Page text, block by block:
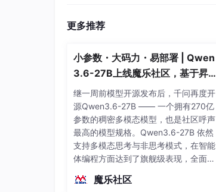
更多推荐
小参数・大码力・易部署 | Qwen
3.6-27B上线魔乐社区，基于昇腾
的部署教程来了
继一周前模型开源发布后，千问再度开
源Qwen3.6-27B —— 一个拥有270亿
参数的稠密多模态模型，也是社区呼声
最高的模型规格。Qwen3.6-27B 依然
支持多模态思考与非思考模式，在智能
体编程方面达到了旗舰级表现，全面超
（总参数397B / 激活参数17B的MoE模
魔乐社区